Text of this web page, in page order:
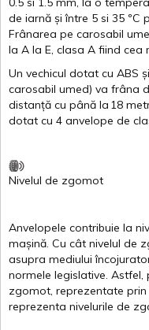
de iarnă și între 5 si 35 ºC
Frânarea pe carosabil
la A la E, clasa A fiind cea
Un vechicul dotat cu ABS și
carosabil umed) va frâna
distanță cu până la 18
dotat cu 4 anvelope de
Nivelul de zgomot
Anvelopele contribuie la
mașină. Cu cât nivelul de
asupra mediului
normele legislative. Astfel,
zgomot, reprezentate prin
reprezenta nivelurile de